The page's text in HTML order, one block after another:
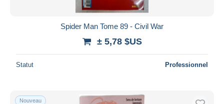
Spider Man Tome 89 - Civil War
± 5,78 $US
Statut Professionnel
Nouveau